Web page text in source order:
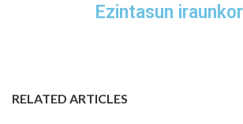
Ezintasun
RELATED ARTICLES